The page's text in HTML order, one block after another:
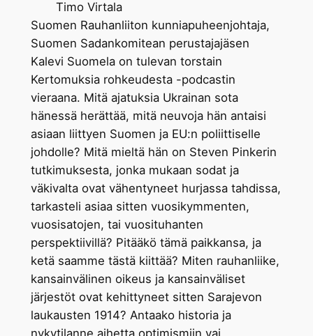
Timo Virtala
Suomen Rauhanliiton kunniapuheenjohtaja,
Suomen Sadankomitean perustajajäsen
Kalevi Suomela on tulevan torstain
Kertomuksia rohkeudesta -podcastin
vieraana. Mitä ajatuksia Ukrainan sota
hänessä herättää, mitä neuvoja hän antaisi
asiaan liittyen Suomen ja EU:n poliittiselle
johdolle? Mitä mieltä hän on Steven Pinkerin
tutkimuksesta, jonka mukaan sodat ja
väkivalta ovat vähentyneet hurjassa tahdissa,
tarkasteli asiaa sitten vuosikymmenten,
vuosisatojen, tai vuosituhanten
perspektiivillä? Pitääkö tämä paikkansa, ja
ketä saamme tästä kiittää? Miten rauhanliike,
kansainvälinen oikeus ja kansainväliset
järjestöt ovat kehittyneet sitten Sarajevon
laukausten 1914? Antaako historia ja
nykytilanne aihetta optimismiin vai